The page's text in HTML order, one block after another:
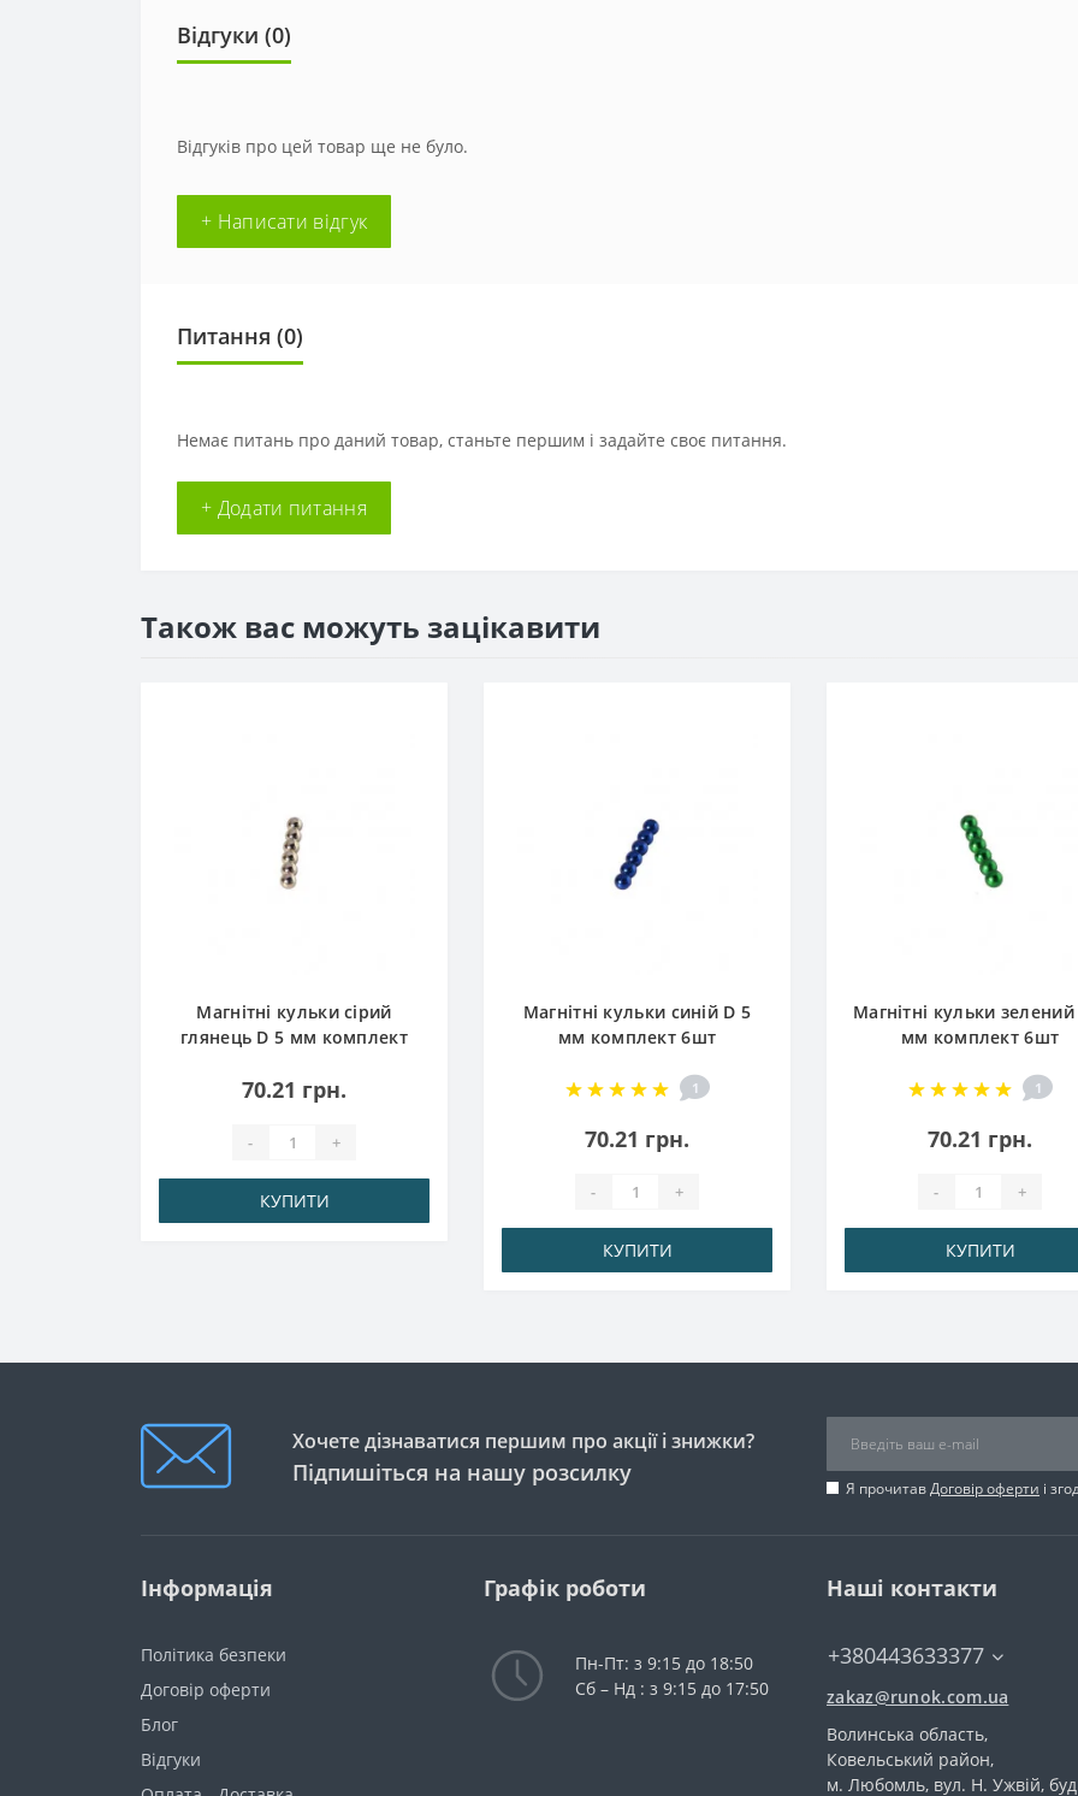
Відгуки (0)
Відгуків про цей товар ще не було.
+ Написати відгук
Питання (0)
Немає питань про даний товар, станьте першим і задайте своє питання.
+ Додати питання
Також вас можуть зацікавити
Магнітні кульки сірий
глянець D 5 мм комплект
70.21 грн.
- +
КУПИТИ
Магнітні кульки синій D 5
мм комплект 6шт
1
70.21 грн.
- +
КУПИТИ
Магнітні кульки
мм комплект 6шт
1
70.21 грн.
- +
КУПИТИ
Хочете дізнаватися першим про акції і знижки?
Підпишіться на нашу розсилку
Я прочитавДоговір оферти і
Інформація
Політика безпеки
Договір оферти
Блог
Відгуки
Графік роботи
Пн-Пт: з 9:15 до 18:50
Сб – Нд : з 9:15 до 17:50
Наші контакти
+380443633377
zakaz@runok.com.ua
Волинська область,
Ковельський район,
м. Любомль, вул. Н. Ужвій,